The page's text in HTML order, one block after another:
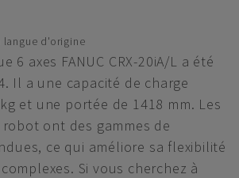
d'origine
6 axes FANUC CRX-20iA/L a été
Il a une capacité de charge
et une portée de 1418 mm. Les
ont des gammes de
ce qui améliore sa flexibilité
Si vous cherchez à